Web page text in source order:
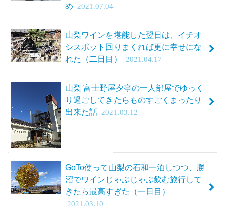
め
2021.07.04
山梨ワインを堪能した翌日は、イチオ
シスポット回りまくれば更に幸せにな
れた（二日目）
2021.04.17
山梨 富士野屋夕亭の一人部屋でゆっく
り過ごしてきたらものすごくまったり
出来た話 2021.03.12
GoTo使って山梨の石和一泊しつつ、勝
沼でワインじゃぶじゃぶ飲む旅行して
きたら最高すぎた（一日目）
2021.03.10